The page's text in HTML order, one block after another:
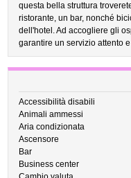
questa bella struttura
ristorante, un bar, nonché
dell'hotel. Ad accogliere gli
garantire un servizio attento
Accessibilità disabili
Animali ammessi
Aria condizionata
Ascensore
Bar
Business center